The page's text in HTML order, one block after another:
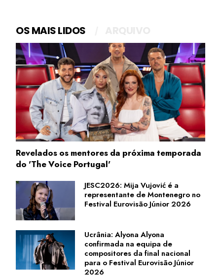
OS MAIS LIDOS
Revelados os mentores da próxima temporada
do 'The Voice Portugal'
JESC2026: Mija Vujović é a
representante de Montenegro no
Festival Eurovisão Júnior 2026
Ucrânia: Alyona Alyona
confirmada na equipa de
compositores da final nacional
para o Festival Eurovisão Júnior
2026